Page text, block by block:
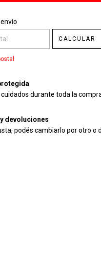
CP:
CALCULAR
durante toda la
devoluciones
podés cambiarlo por otro o